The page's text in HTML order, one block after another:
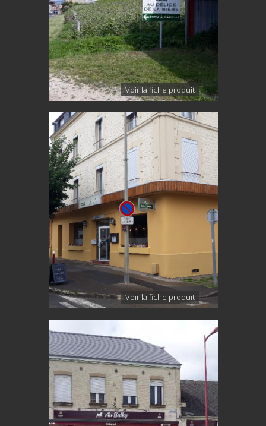
Voir la fiche produit
Voir la fiche produit